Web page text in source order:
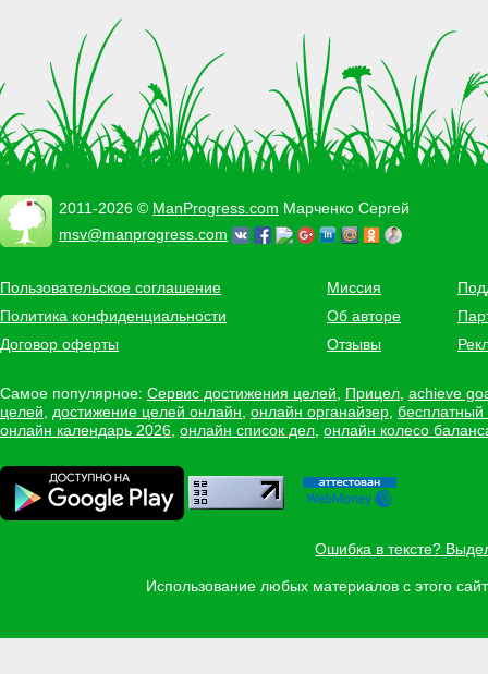
2011-2026 © ManProgress.com Марченко Сергей
msv@manprogress.com
Пользовательское соглашение
Политика конфиденциальности
Договор оферты
Миссия
Об авторе
Отзывы
Самое популярное: Сервис достижения целей Прицел achieve
целей
достижение целей онлайн онлайн органайзер
онлайн календарь 2026 онлайн список дел онлайн колесо
Ошибка в тексте?
Использование любых материалов с этого